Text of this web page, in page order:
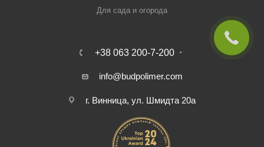
Для сада и огорода
+38 063 200-7-200
info@budpolimer.com
г. Винница, ул. Шмидта 20а